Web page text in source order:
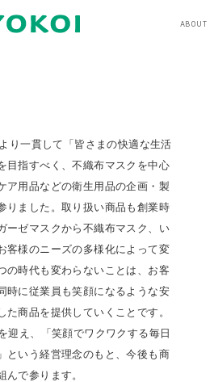
ABOUT
り一貫して「皆さまの快適な生活
目指すべく、不織布マスクを中心
ア用品などの衛生用品の企画・製
りました。取り扱い商品も創業時
ーゼマスクから不織布マスク、い
客様のニーズの多様化によって変
の時代も変わらないことは、お客
時に従業員も笑顔になるような安
た商品を提供していくことです。
迎え、「笑顔でワクワクする毎日
という経営理念のもと、今後も商
んで参ります。